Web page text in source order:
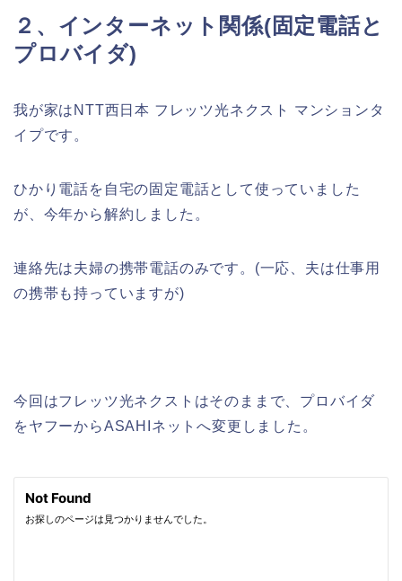
２、インターネット関係(固定電話と
プロバイダ)
我が家はNTT西日本 フレッツ光ネクスト マンションタ
イプです。
ひかり電話を自宅の固定電話として使っていました
が、今年から解約しました。
連絡先は夫婦の携帯電話のみです。(一応、夫は仕事用
の携帯も持っていますが)
今回はフレッツ光ネクストはそのままで、プロバイダ
をヤフーからASAHIネットへ変更しました。